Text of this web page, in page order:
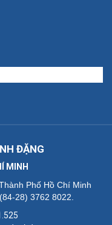
ĐẶNG
MINH
Phố Hồ Chí Minh
28) 3762 8022.